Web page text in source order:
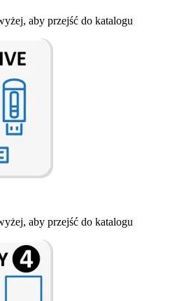
aby przejść do katalogu
aby przejść do katalogu